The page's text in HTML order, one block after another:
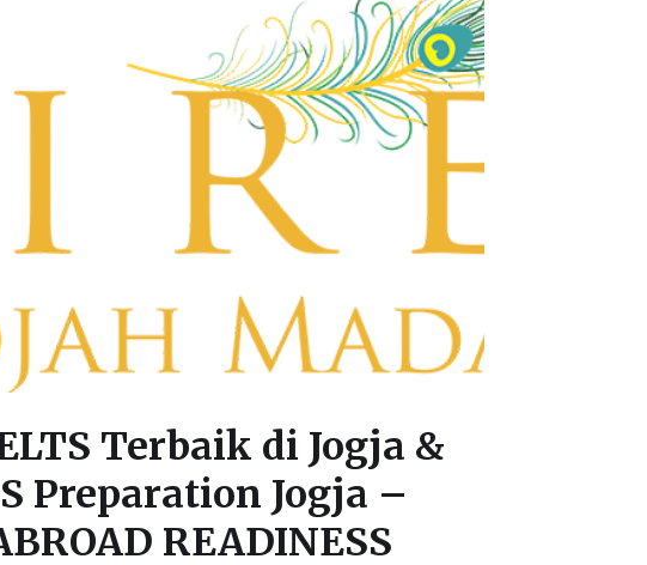
Terbaik di Jogja &
Preparation Jogja –
READINESS